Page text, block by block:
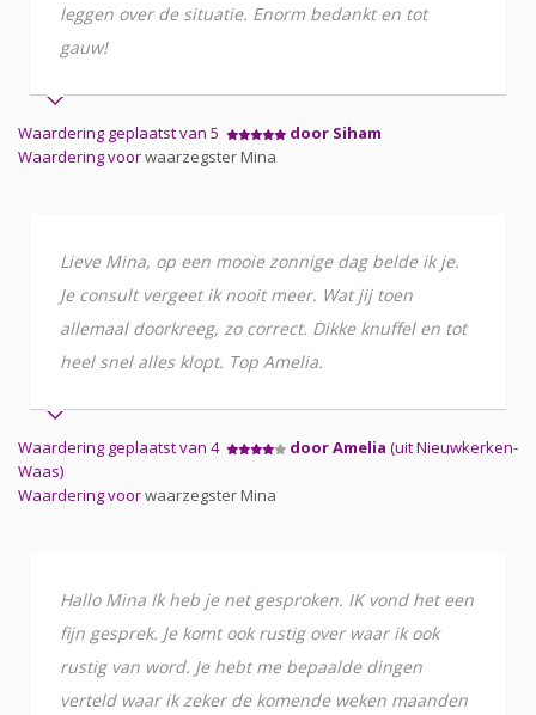
leggen over de situatie. Enorm bedankt en tot
gauw!
Waardering geplaatst van 5
door Siham
Waardering voorwaarzegster Mina
Lieve Mina, op een mooie zonnige dag belde ik je.
Je consult vergeet ik nooit meer. Wat jij toen
allemaal doorkreeg, zo correct. Dikke knuffel en tot
heel snel alles klopt. Top Amelia.
Waardering geplaatst van 4 door Amelia (uit Nieuwkerken-
Waas)
Waardering voorwaarzegster Mina
Hallo Mina Ik heb je net gesproken. IK vond het een
fijn gesprek. Je komt ook rustig over waar ik ook
rustig van word. Je hebt me bepaalde dingen
verteld waar ik zeker de komende weken maanden